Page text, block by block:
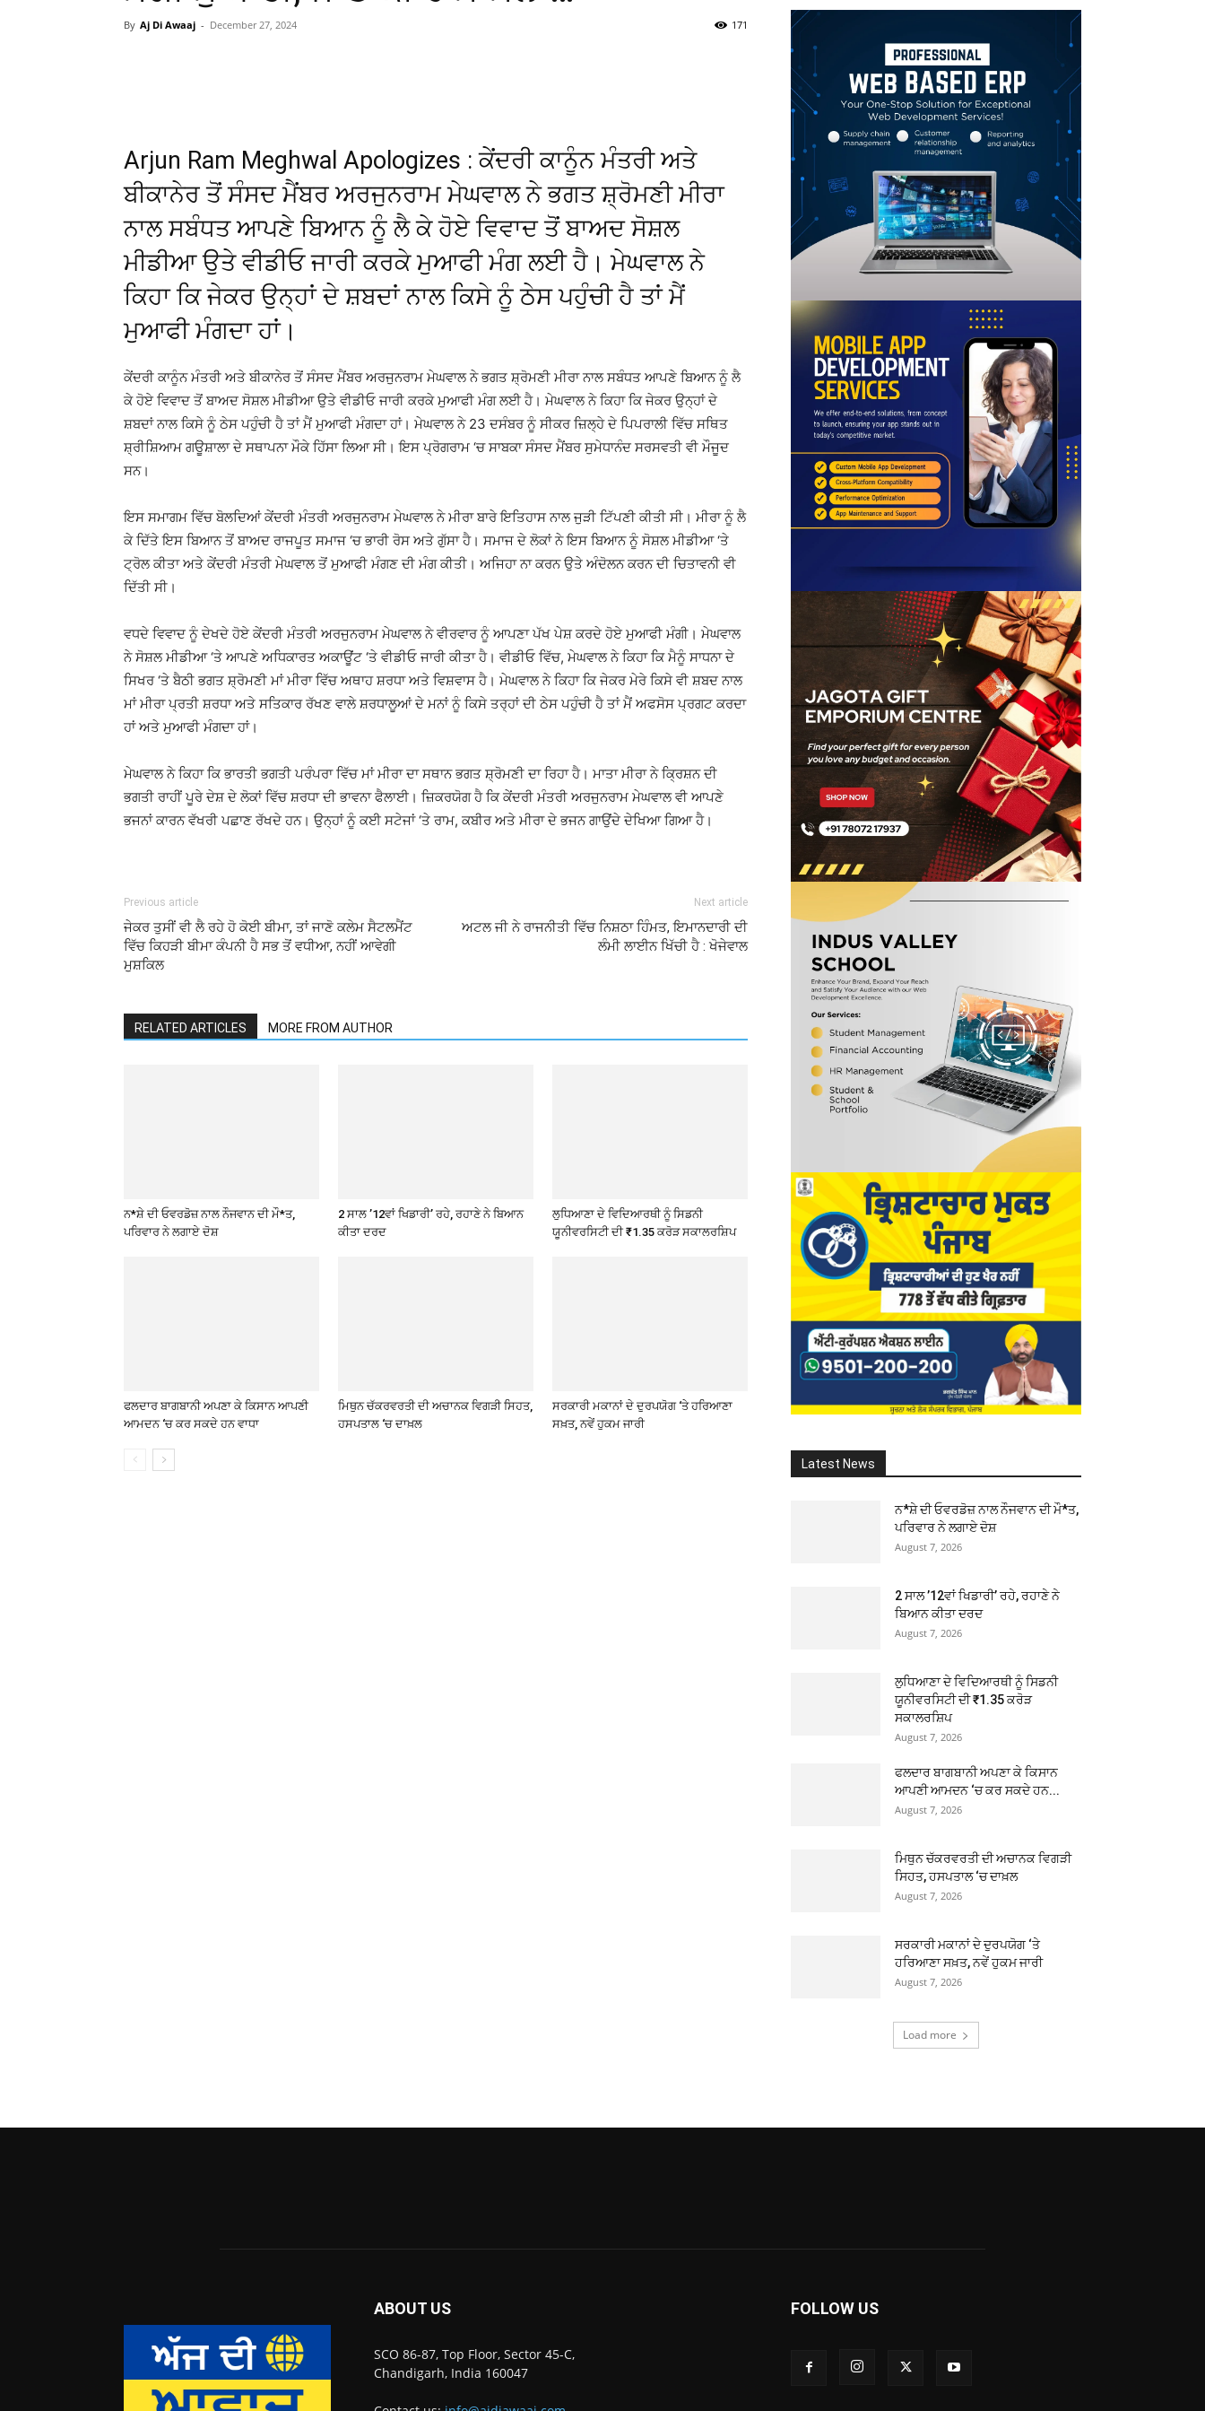
By Aj Di Awaaj - December 27, 2024 171
Email Print
Arjun Ram Meghwal Apologizes : ਕੇਂਦਰੀ ਕਾਨੂੰਨ ਮੰਤਰੀ ਅਤੇ
ਬੀਕਾਨੇਰ ਤੋਂ ਸੰਸਦ ਮੈਂਬਰ ਅਰਜੁਨਰਾਮ ਮੇਘਵਾਲ ਨੇ ਭਗਤ ਸ਼੍ਰੋਮਣੀ ਮੀਰਾ
ਨਾਲ ਸਬੰਧਤ ਆਪਣੇ ਬਿਆਨ ਨੂੰ ਲੈ ਕੇ ਹੋਏ ਵਿਵਾਦ ਤੋਂ ਬਾਅਦ ਸੋਸ਼ਲ
ਮੀਡੀਆ ਉਤੇ ਵੀਡੀਓ ਜਾਰੀ ਕਰਕੇ ਮੁਆਫੀ ਮੰਗ ਲਈ ਹੈ। ਮੇਘਵਾਲ ਨੇ
ਕਿਹਾ ਕਿ ਜੇਕਰ ਉਨ੍ਹਾਂ ਦੇ ਸ਼ਬਦਾਂ ਨਾਲ ਕਿਸੇ ਨੂੰ ਠੇਸ ਪਹੁੰਚੀ ਹੈ ਤਾਂ ਮੈਂ
ਮੁਆਫੀ ਮੰਗਦਾ ਹਾਂ।
ਕੇਂਦਰੀ ਕਾਨੂੰਨ ਮੰਤਰੀ ਅਤੇ ਬੀਕਾਨੇਰ ਤੋਂ ਸੰਸਦ ਮੈਂਬਰ ਅਰਜੁਨਰਾਮ ਮੇਘਵਾਲ ਨੇ ਭਗਤ ਸ਼੍ਰੋਮਣੀ ਮੀਰਾ ਨਾਲ ਸਬੰਧਤ ਆਪਣੇ ਬਿਆਨ ਨੂੰ ਲੈ
ਕੇ ਹੋਏ ਵਿਵਾਦ ਤੋਂ ਬਾਅਦ ਸੋਸ਼ਲ ਮੀਡੀਆ ਉਤੇ ਵੀਡੀਓ ਜਾਰੀ ਕਰਕੇ ਮੁਆਫੀ ਮੰਗ ਲਈ ਹੈ। ਮੇਘਵਾਲ ਨੇ ਕਿਹਾ ਕਿ ਜੇਕਰ ਉਨ੍ਹਾਂ ਦੇ
ਸ਼ਬਦਾਂ ਨਾਲ ਕਿਸੇ ਨੂੰ ਠੇਸ ਪਹੁੰਚੀ ਹੈ ਤਾਂ ਮੈਂ ਮੁਆਫੀ ਮੰਗਦਾ ਹਾਂ। ਮੇਘਵਾਲ ਨੇ 23 ਦਸੰਬਰ ਨੂੰ ਸੀਕਰ ਜ਼ਿਲ੍ਹੇ ਦੇ ਪਿਪਰਾਲੀ ਵਿੱਚ ਸਥਿਤ
ਸ਼੍ਰੀਸ਼ਿਆਮ ਗਊਸ਼ਾਲਾ ਦੇ ਸਥਾਪਨਾ ਮੌਕੇ ਹਿੱਸਾ ਲਿਆ ਸੀ। ਇਸ ਪ੍ਰੋਗਰਾਮ ‘ਚ ਸਾਬਕਾ ਸੰਸਦ ਮੈਂਬਰ ਸੁਮੇਧਾਨੰਦ ਸਰਸਵਤੀ ਵੀ ਮੌਜੂਦ
ਸਨ।
ਇਸ ਸਮਾਗਮ ਵਿੱਚ ਬੋਲਦਿਆਂ ਕੇਂਦਰੀ ਮੰਤਰੀ ਅਰਜੁਨਰਾਮ ਮੇਘਵਾਲ ਨੇ ਮੀਰਾ ਬਾਰੇ ਇਤਿਹਾਸ ਨਾਲ ਜੁੜੀ ਟਿੱਪਣੀ ਕੀਤੀ ਸੀ। ਮੀਰਾ ਨੂੰ ਲੈ
ਕੇ ਦਿੱਤੇ ਇਸ ਬਿਆਨ ਤੋਂ ਬਾਅਦ ਰਾਜਪੂਤ ਸਮਾਜ ‘ਚ ਭਾਰੀ ਰੋਸ ਅਤੇ ਗੁੱਸਾ ਹੈ। ਸਮਾਜ ਦੇ ਲੋਕਾਂ ਨੇ ਇਸ ਬਿਆਨ ਨੂੰ ਸੋਸ਼ਲ ਮੀਡੀਆ ‘ਤੇ
ਟ੍ਰੋਲ ਕੀਤਾ ਅਤੇ ਕੇਂਦਰੀ ਮੰਤਰੀ ਮੇਘਵਾਲ ਤੋਂ ਮੁਆਫੀ ਮੰਗਣ ਦੀ ਮੰਗ ਕੀਤੀ। ਅਜਿਹਾ ਨਾ ਕਰਨ ਉਤੇ ਅੰਦੋਲਨ ਕਰਨ ਦੀ ਚਿਤਾਵਨੀ ਵੀ
ਦਿੱਤੀ ਸੀ।
ਵਧਦੇ ਵਿਵਾਦ ਨੂੰ ਦੇਖਦੇ ਹੋਏ ਕੇਂਦਰੀ ਮੰਤਰੀ ਅਰਜੁਨਰਾਮ ਮੇਘਵਾਲ ਨੇ ਵੀਰਵਾਰ ਨੂੰ ਆਪਣਾ ਪੱਖ ਪੇਸ਼ ਕਰਦੇ ਹੋਏ ਮੁਆਫੀ ਮੰਗੀ। ਮੇਘਵਾਲ
ਨੇ ਸੋਸ਼ਲ ਮੀਡੀਆ ‘ਤੇ ਆਪਣੇ ਅਧਿਕਾਰਤ ਅਕਾਊਂਟ ‘ਤੇ ਵੀਡੀਓ ਜਾਰੀ ਕੀਤਾ ਹੈ। ਵੀਡੀਓ ਵਿੱਚ, ਮੇਘਵਾਲ ਨੇ ਕਿਹਾ ਕਿ ਮੈਨੂੰ ਸਾਧਨਾ ਦੇ
ਸਿਖਰ ‘ਤੇ ਬੈਠੀ ਭਗਤ ਸ਼੍ਰੋਮਣੀ ਮਾਂ ਮੀਰਾ ਵਿੱਚ ਅਥਾਹ ਸ਼ਰਧਾ ਅਤੇ ਵਿਸ਼ਵਾਸ ਹੈ। ਮੇਘਵਾਲ ਨੇ ਕਿਹਾ ਕਿ ਜੇਕਰ ਮੇਰੇ ਕਿਸੇ ਵੀ ਸ਼ਬਦ ਨਾਲ
ਮਾਂ ਮੀਰਾ ਪ੍ਰਤੀ ਸ਼ਰਧਾ ਅਤੇ ਸਤਿਕਾਰ ਰੱਖਣ ਵਾਲੇ ਸ਼ਰਧਾਲੂਆਂ ਦੇ ਮਨਾਂ ਨੂੰ ਕਿਸੇ ਤਰ੍ਹਾਂ ਦੀ ਠੇਸ ਪਹੁੰਚੀ ਹੈ ਤਾਂ ਮੈਂ ਅਫਸੋਸ ਪ੍ਰਗਟ ਕਰਦਾ
ਹਾਂ ਅਤੇ ਮੁਆਫੀ ਮੰਗਦਾ ਹਾਂ।
ਮੇਘਵਾਲ ਨੇ ਕਿਹਾ ਕਿ ਭਾਰਤੀ ਭਗਤੀ ਪਰੰਪਰਾ ਵਿੱਚ ਮਾਂ ਮੀਰਾ ਦਾ ਸਥਾਨ ਭਗਤ ਸ਼੍ਰੋਮਣੀ ਦਾ ਰਿਹਾ ਹੈ। ਮਾਤਾ ਮੀਰਾ ਨੇ ਕ੍ਰਿਸ਼ਨ ਦੀ
ਭਗਤੀ ਰਾਹੀਂ ਪੂਰੇ ਦੇਸ਼ ਦੇ ਲੋਕਾਂ ਵਿੱਚ ਸ਼ਰਧਾ ਦੀ ਭਾਵਨਾ ਫੈਲਾਈ। ਜ਼ਿਕਰਯੋਗ ਹੈ ਕਿ ਕੇਂਦਰੀ ਮੰਤਰੀ ਅਰਜੁਨਰਾਮ ਮੇਘਵਾਲ ਵੀ ਆਪਣੇ
ਭਜਨਾਂ ਕਾਰਨ ਵੱਖਰੀ ਪਛਾਣ ਰੱਖਦੇ ਹਨ। ਉਨ੍ਹਾਂ ਨੂੰ ਕਈ ਸਟੇਜਾਂ ‘ਤੇ ਰਾਮ, ਕਬੀਰ ਅਤੇ ਮੀਰਾ ਦੇ ਭਜਨ ਗਾਉਂਦੇ ਦੇਖਿਆ ਗਿਆ ਹੈ।
Previous article
ਜੇਕਰ ਤੁਸੀਂ ਵੀ ਲੈ ਰਹੇ ਹੋ ਕੋਈ ਬੀਮਾ, ਤਾਂ ਜਾਣੋ ਕਲੇਮ ਸੈਟਲਮੈਂਟ
ਵਿੱਚ ਕਿਹੜੀ ਬੀਮਾ ਕੰਪਨੀ ਹੈ ਸਭ ਤੋਂ ਵਧੀਆ, ਨਹੀਂ ਆਵੇਗੀ
ਮੁਸ਼ਕਿਲ
Next article
ਅਟਲ ਜੀ ਨੇ ਰਾਜਨੀਤੀ ਵਿੱਚ ਨਿਸ਼ਠਾ ਹਿੰਮਤ, ਇਮਾਨਦਾਰੀ ਦੀ
ਲੰਮੀ ਲਾਈਨ ਖਿੱਚੀ ਹੈ : ਖੋਜੇਵਾਲ
RELATED ARTICLES MORE FROM AUTHOR
ਨ*ਸ਼ੇ ਦੀ ਓਵਰਡੋਜ਼ ਨਾਲ ਨੌਜਵਾਨ ਦੀ ਮੌ*ਤ,
ਪਰਿਵਾਰ ਨੇ ਲਗਾਏ ਦੋਸ਼
2 ਸਾਲ ’12ਵਾਂ ਖਿਡਾਰੀ’ ਰਹੇ, ਰਹਾਣੇ ਨੇ ਬਿਆਨ
ਕੀਤਾ ਦਰਦ
ਲੁਧਿਆਣਾ ਦੇ ਵਿਦਿਆਰਥੀ ਨੂੰ ਸਿਡਨੀ
ਯੂਨੀਵਰਸਿਟੀ ਦੀ ₹1.35 ਕਰੋੜ ਸਕਾਲਰਸ਼ਿਪ
ਫਲਦਾਰ ਬਾਗਬਾਨੀ ਅਪਣਾ ਕੇ ਕਿਸਾਨ ਆਪਣੀ
ਆਮਦਨ ‘ਚ ਕਰ ਸਕਦੇ ਹਨ ਵਾਧਾ
ਮਿਥੁਨ ਚੱਕਰਵਰਤੀ ਦੀ ਅਚਾਨਕ ਵਿਗੜੀ ਸਿਹਤ,
ਹਸਪਤਾਲ ‘ਚ ਦਾਖ਼ਲ
ਸਰਕਾਰੀ ਮਕਾਨਾਂ ਦੇ ਦੁਰਪਯੋਗ ‘ਤੇ ਹਰਿਆਣਾ
ਸਖ਼ਤ, ਨਵੇਂ ਹੁਕਮ ਜਾਰੀ
Latest News
ਨ*ਸ਼ੇ ਦੀ ਓਵਰਡੋਜ਼ ਨਾਲ ਨੌਜਵਾਨ ਦੀ ਮੌ*ਤ,
ਪਰਿਵਾਰ ਨੇ ਲਗਾਏ ਦੋਸ਼
August 7, 2026
2 ਸਾਲ ’12ਵਾਂ ਖਿਡਾਰੀ’ ਰਹੇ, ਰਹਾਣੇ ਨੇ
ਬਿਆਨ ਕੀਤਾ ਦਰਦ
August 7, 2026
ਲੁਧਿਆਣਾ ਦੇ ਵਿਦਿਆਰਥੀ ਨੂੰ ਸਿਡਨੀ
ਯੂਨੀਵਰਸਿਟੀ ਦੀ ₹1.35 ਕਰੋੜ
ਸਕਾਲਰਸ਼ਿਪ
August 7, 2026
ਫਲਦਾਰ ਬਾਗਬਾਨੀ ਅਪਣਾ ਕੇ ਕਿਸਾਨ
ਆਪਣੀ ਆਮਦਨ ‘ਚ ਕਰ ਸਕਦੇ ਹਨ...
August 7, 2026
ਮਿਥੁਨ ਚੱਕਰਵਰਤੀ ਦੀ ਅਚਾਨਕ ਵਿਗੜੀ
ਸਿਹਤ, ਹਸਪਤਾਲ ‘ਚ ਦਾਖ਼ਲ
August 7, 2026
ਸਰਕਾਰੀ ਮਕਾਨਾਂ ਦੇ ਦੁਰਪਯੋਗ ‘ਤੇ
ਹਰਿਆਣਾ ਸਖ਼ਤ, ਨਵੇਂ ਹੁਕਮ ਜਾਰੀ
August 7, 2026
Load more
ABOUT US
SCO 86-87, Top Floor, Sector 45-C,
Chandigarh, India 160047
FOLLOW US